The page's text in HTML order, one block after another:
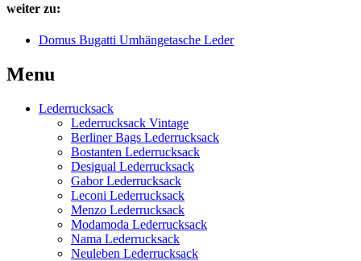
weiter zu:
Domus Bugatti Umhängetasche Leder
Menu
Lederrucksack
Lederrucksack Vintage
Berliner Bags Lederrucksack
Bostanten Lederrucksack
Desigual Lederrucksack
Gabor Lederrucksack
Leconi Lederrucksack
Menzo Lederrucksack
Modamoda Lederrucksack
Nama Lederrucksack
Neuleben Lederrucksack